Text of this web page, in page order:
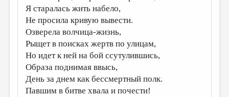
ДАЙДЖЕСТ
ПРОИЗВЕДЕНИЯ
ПЕРЕВОДЫ
КОНКУРСЫ
ДЕТСКАЯ КОМНАТА
Я старалась жить набело,
Не просила кривую вывести.
Озверела волчица-жизнь,
Рыщет в поисках жертв по улицам,
Но идет к ней на бой ссутулившись,
Образа поднимая ввысь,
День за днем как бессмертный полк.
Павшим в битве хвала и почести!